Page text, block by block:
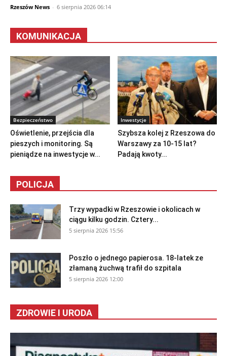
Rzeszów News - 6 sierpnia 2026 06:14
KOMUNIKACJA
Bezpieczeństwo
Oświetlenie, przejścia dla
pieszych i monitoring. Są
pieniądze na inwestycje w...
Inwestycje
Szybsza kolej z Rzeszowa do
Warszawy za 10-15 lat?
Padają kwoty...
POLICJA
Trzy wypadki w Rzeszowie i okolicach w
ciągu kilku godzin. Cztery...
5 sierpnia 2026 15:56
Poszło o jednego papierosa. 18-latek ze
złamaną żuchwą trafił do szpitala
5 sierpnia 2026 12:00
ZDROWIE I URODA